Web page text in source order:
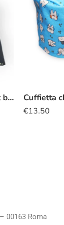
Cuffietta Chirurgica fight breast cancer
€13.50
00163 Roma